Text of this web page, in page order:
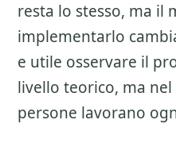
resta lo stesso, ma il
implementarlo
e utile osservare il
livello teorico, ma
persone lavorano